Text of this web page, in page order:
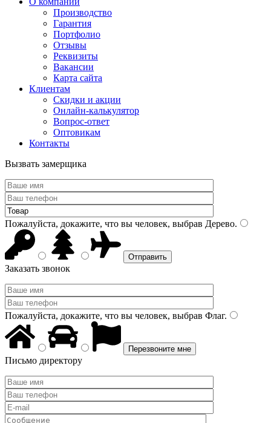
Производство
Гарантия
Портфолио
Отзывы
Реквизиты
Вакансии
Карта сайта
Клиентам
Скидки и акции
Онлайн-калькулятор
Вопрос-ответ
Оптовикам
Контакты
Вызвать замерщика
Пожалуйста, докажите, что вы человек, выбрав Дерево.
Заказать звонок
Пожалуйста, докажите, что вы человек, выбрав Флаг.
Письмо директору